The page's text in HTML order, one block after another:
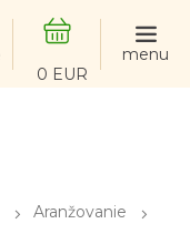
NÁKUPNÝ
KOŠÍK
Aranžovanie